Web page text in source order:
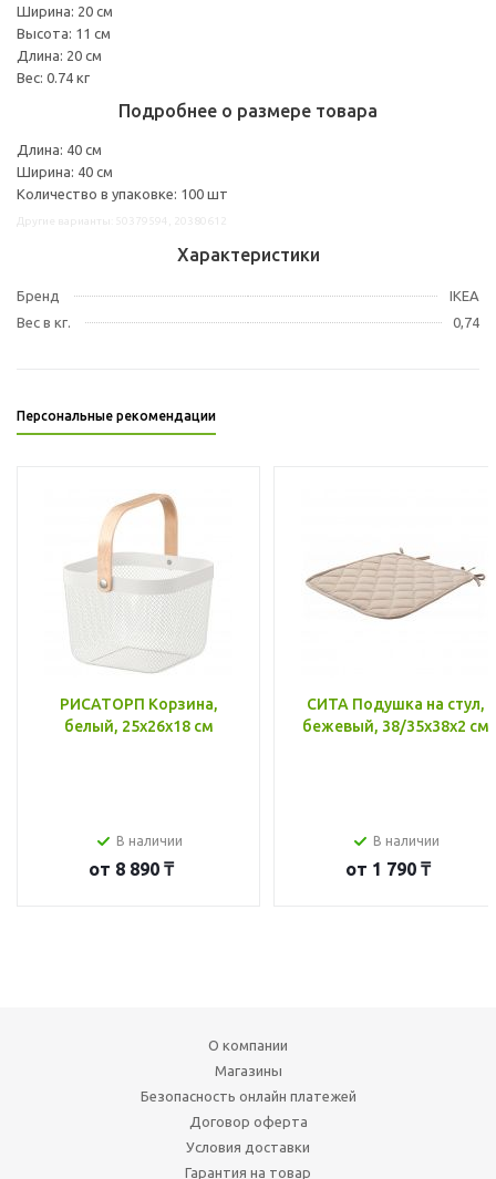
Ширина: 20 см
Высота: 11 см
Длина: 20 см
Вес: 0.74 кг
Подробнее о размере товара
Длина: 40 см
Ширина: 40 см
Количество в упаковке: 100 шт
Характеристики
Бренд
IKEA
Вес в кг.
0,74
Персональные рекомендации
РИСАТОРП Корзина,
белый, 25x26x18 см
В наличии
от 8 890 ₸
СИТА Подушка на стул,
бежевый, 38/35x38x2 см
В наличии
от 1 790 ₸
О компании
Магазины
Безопасность онлайн платежей
Договор оферта
Условия доставки
Гарантия на товар